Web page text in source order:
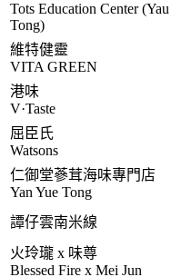
Tots Education Center (Yau
Tong)
維特健靈
VITA GREEN
港味
V·Taste
屈臣氏
Watsons
仁御堂蔘茸海味專門店
Yan Yue Tong
譚仔雲南米線
火玲瓏 x 味尊
Blessed Fire x Mei Jun